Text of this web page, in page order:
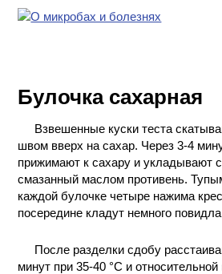
ХИМИЧЕСКАЯ
ВРЕДНЫЕ
ФАКТОРЫ
МЕТОДЫ
ХИМИИ
Булочка сахарная
Взвешенные куски теста
швом вверх на сахар. Через 3-4
прижимают к сахару и укладывают
смазанный маслом противень.
каждой булочке четыре нажима
посередине кладут немного
После разделки сдобу
минут при 35-40 °С и